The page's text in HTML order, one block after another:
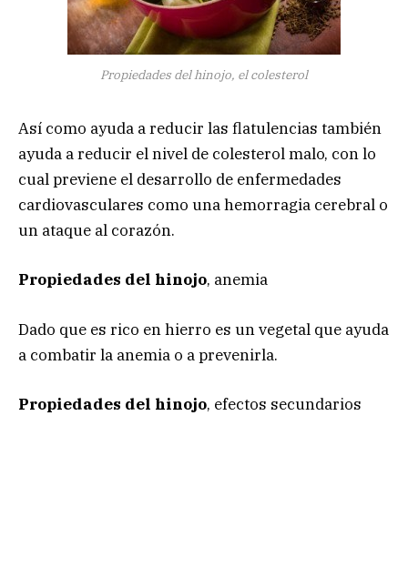
Propiedades del hinojo, el colesterol
Así como ayuda a reducir las flatulencias también
ayuda a reducir el nivel de colesterol malo, con lo
cual previene el desarrollo de enfermedades
cardiovasculares como una hemorragia cerebral o
un ataque al corazón.
Propiedades del hinojo, anemia
Dado que es rico en hierro es un vegetal que ayuda
a combatir la anemia o a prevenirla.
Propiedades del hinojo, efectos secundarios